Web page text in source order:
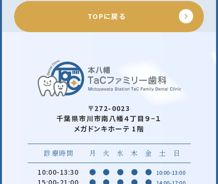
TOPに戻る
〒272-0023
千葉県市川市南八幡４丁目９−１
メガドンキホーテ 1階
診療時間 月 火 水 木 金 土
日
10:00-13:30
● ● ● ● ● 10:00-13:00
15:00-21:00 ● ● ● ● ●